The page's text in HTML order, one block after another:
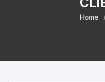
Home